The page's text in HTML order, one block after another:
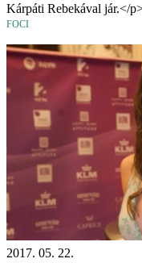
Kárpáti Rebekával jár.</
FOCI
2017. 05. 22.